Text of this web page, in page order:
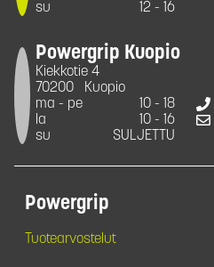
su
12 - 16
Powergrip Kuopio
Kiekkotie 4
70200
Kuopio
ma - pe
10 - 18
la
10 - 16
su
SULJETTU
Powergrip
Tuotearvostelut